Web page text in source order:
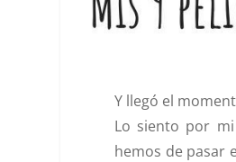
Y llegó el
Lo siento por
hemos de pasar